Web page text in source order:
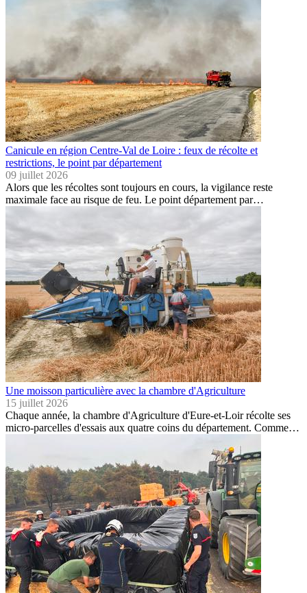
Canicule en région Centre-Val de Loire : feux de récolte et
restrictions, le point par département
09 juillet 2026
Alors que les récoltes sont toujours en cours, la vigilance reste
maximale face au risque de feu. Le point département par…
Une moisson particulière avec la chambre d'Agriculture
15 juillet 2026
Chaque année, la chambre d'Agriculture d'Eure-et-Loir récolte ses
micro-parcelles d'essais aux quatre coins du département. Comme…